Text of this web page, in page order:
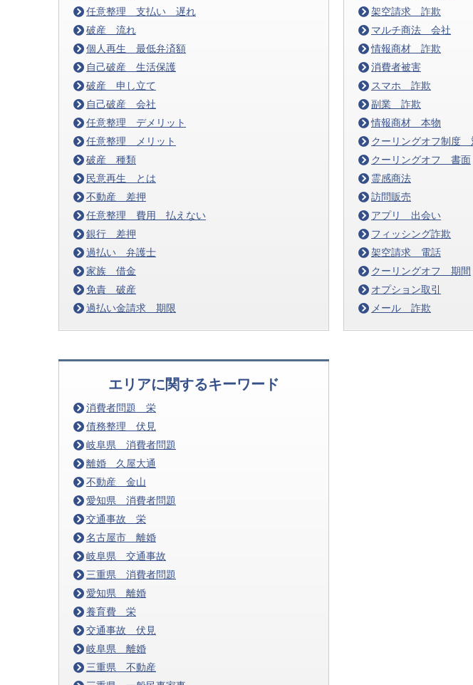
任意整理 支払い 遅れ
破産 流れ
個人再生 最低弁済額
自己破産 生活保護
破産 申し立て
自己破産 会社
任意整理 デメリット
任意整理 メリット
破産 種類
民意再生 とは
不動産 差押
任意整理 費用 払えない
銀行 差押
過払い 弁護士
家族 借金
免責 破産
過払い金請求 期限
架空請求 詐欺
マルチ商法 会社
情報商材 詐欺
消費者被害
スマホ 詐欺
副業 詐欺
情報商材 本物
クーリングオフ制度
クーリングオフ 書面
霊感商法
訪問販売
アプリ 出会い
フィッシング詐欺
架空請求 電話
クーリングオフ 期間
オプション取引
メール 詐欺
エリアに関するキーワード
消費者問題 栄
債務整理 伏見
岐阜県 消費者問題
離婚 久屋大通
不動産 金山
愛知県 消費者問題
交通事故 栄
名古屋市 離婚
岐阜県 交通事故
三重県 消費者問題
愛知県 離婚
養育費 栄
交通事故 伏見
岐阜県 離婚
三重県 不動産